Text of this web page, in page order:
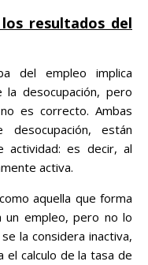
resultados del
del empleo implica
la desocupación, pero
es correcto. Ambas
están
actividad: es decir, al
activa.
aquella que forma
un empleo, pero no lo
la considera inactiva,
el calculo de la tasa de